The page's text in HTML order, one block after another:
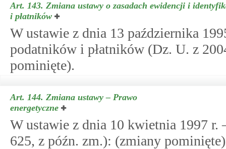
Art. 143. Zmiana ustawy o zasadach ewidencji i
i płatników
W ustawie z dnia 13 października
podatników i płatników (Dz. U. z
pominięte).
Art. 144. Zmiana ustawy – Prawo
energetyczne
W ustawie z dnia 10 kwietnia 1997
625, z późn. zm.): (zmiany